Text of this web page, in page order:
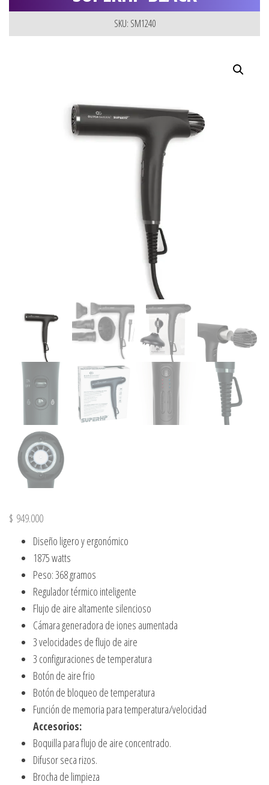
SKU: SM1240
$ 949.000
Diseño ligero y ergonómico
1875 watts
Peso: 368 gramos
Regulador térmico inteligente
Flujo de aire altamente silencioso
Cámara generadora de iones aumentada
3 velocidades de flujo de aire
3 configuraciones de temperatura
Botón de aire frio
Botón de bloqueo de temperatura
Función de memoria para temperatura/velocidad
Accesorios:
Boquilla para flujo de aire concentrado.
Difusor seca rizos.
Brocha de limpieza